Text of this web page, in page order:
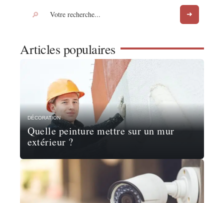
Articles populaires
DÉCORATION
Quelle peinture mettre sur un mur
extérieur ?